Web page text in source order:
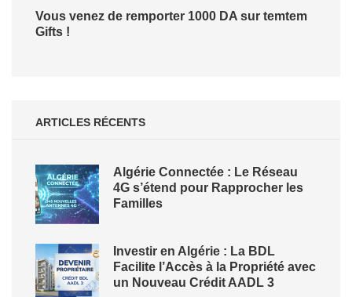
Vous venez de remporter 1000 DA sur temtem
Gifts !
ARTICLES RÉCENTS
Algérie Connectée : Le Réseau
4G s’étend pour Rapprocher les
Familles
Investir en Algérie : La BDL
Facilite l’Accès à la Propriété avec
un Nouveau Crédit AADL 3